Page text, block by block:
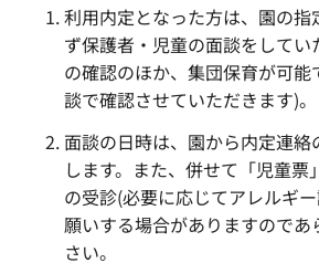
利用内定となった方は、園の
ず保護者・児童の面談をして
の確認のほか、集団保育が可
談で確認させていただきます)。
面談の日時は、園から内定連
します。また、併せて「児童
の受診(必要に応じてアレルギ
願いする場合がありますので
さい。